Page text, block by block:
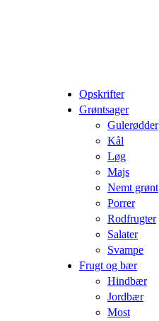
Opskrifter
Grøntsager
Gulerødder
Kål
Løg
Majs
Nemt grønt
Porrer
Rodfrugter
Salater
Svampe
Frugt og bær
Hindbær
Jordbær
Most